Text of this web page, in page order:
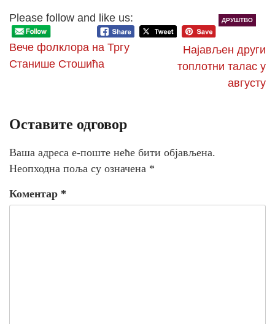
Please follow and like us:
ДРУШТВО
Вече фолклора на Тргу
Станише Стошића
Најављен други
топлотни талас у
августу
Оставите одговор
Ваша адреса е-поште неће бити објављена.
Неопходна поља су означена *
Коментар *